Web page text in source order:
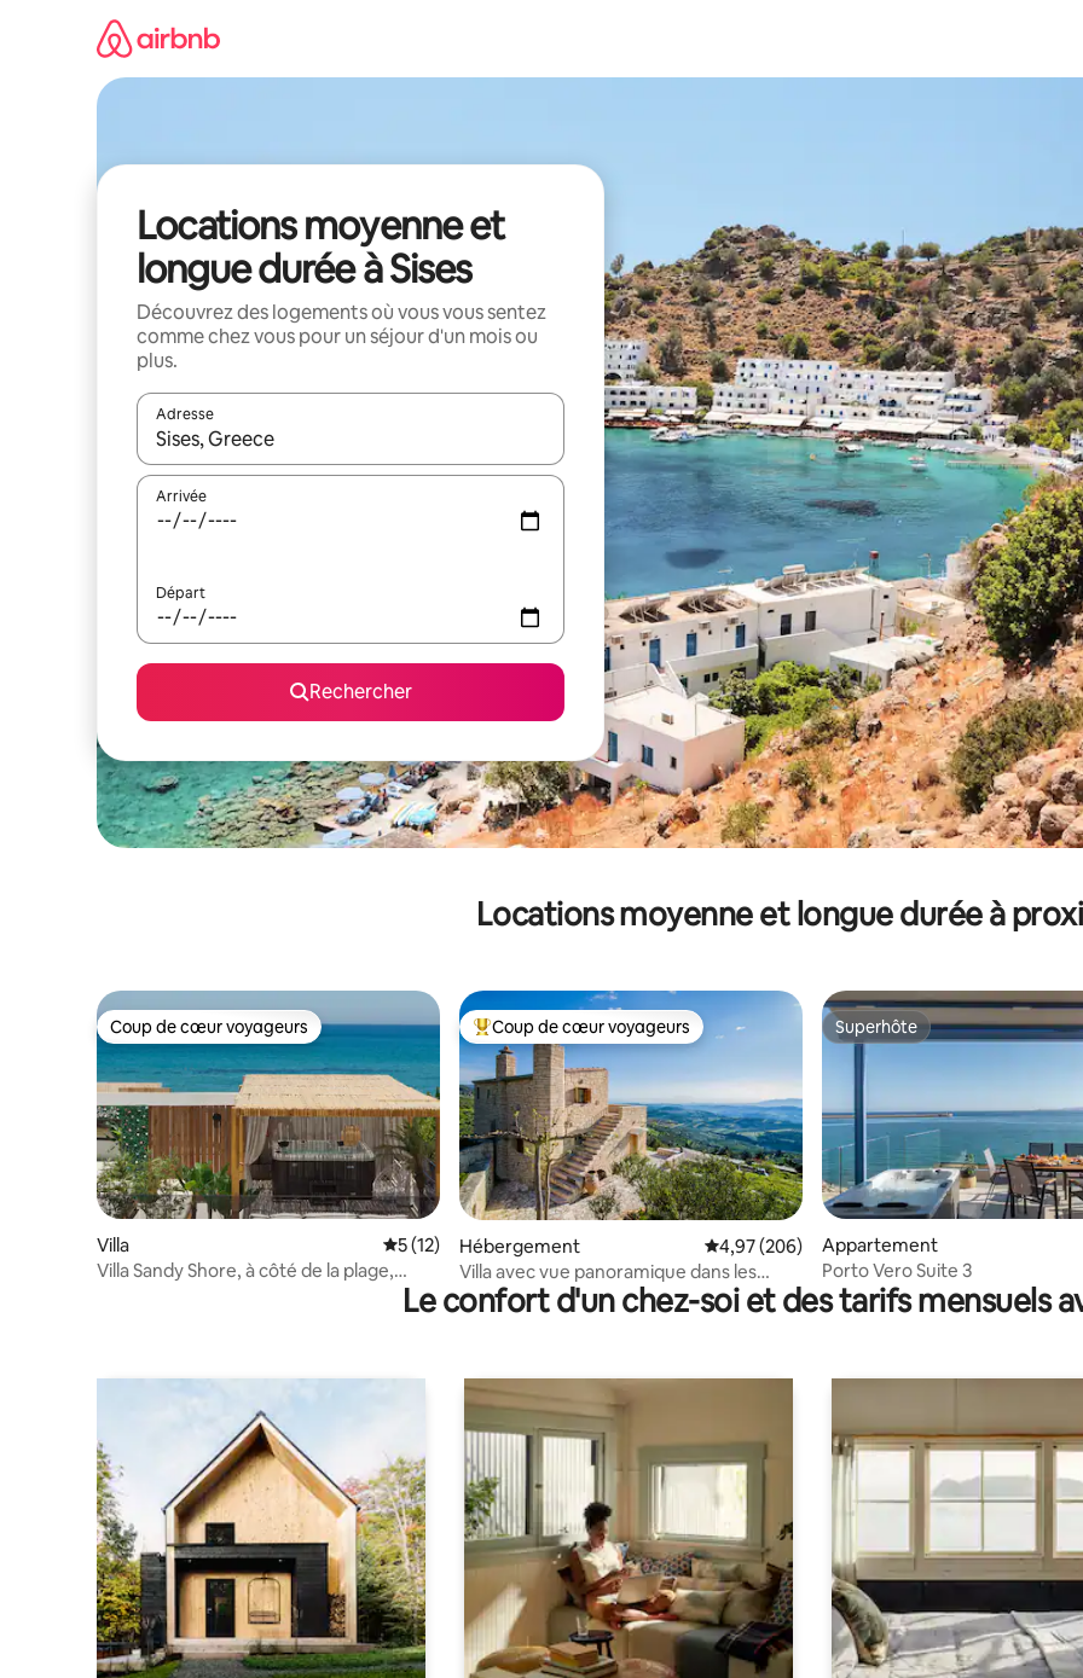
Locations moyenne et
longue durée à Sises
Découvrez des logements où vous vous sentez
comme chez vous pour un séjour d'un mois ou
plus.
Adresse
Lorsque les résultats s'affichent, utilisez les flèches vers le haut et vers le bas pour les parcourir ou en appuyant et en
Arrivée
Départ
Rechercher
Locations moyenne et longue durée à
Coup de cœur voyageurs
Coup de cœur voyageurs
Villa Évaluation moyenne sur la base de 12 commentaires : 5 sur 5
5 (12)
Villa Sandy Shore, à côté de la plage,
Coups de cœur voyageurs les plus appréciés
Coup de cœur voyageurs
Hébergement Évaluation moyenne sur la base de 206
4,97 (206)
Villa avec vue panoramique dans les
oliveraies
Superhôte
Superhôte
Appartement
Porto Vero Suite 3
Le confort d'un chez-soi et des tarifs mensuels